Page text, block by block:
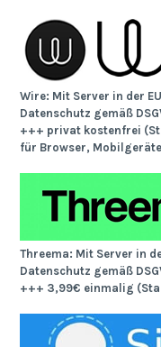
Wire: Mit Server in der
Datenschutz gemäß
+++ privat kostenfrei
für Browser,
Threema: Mit Server in
Datenschutz gemäß
+++ 3,99€ einmalig